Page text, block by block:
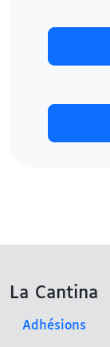
La Cantina
Adhésions